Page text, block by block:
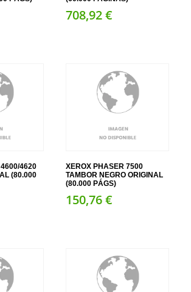
708,92€
4620
(80.000
XEROX PHASER 7500
TAMBOR NEGRO ORIGINAL
(80.000 PÁGS)
150,76€